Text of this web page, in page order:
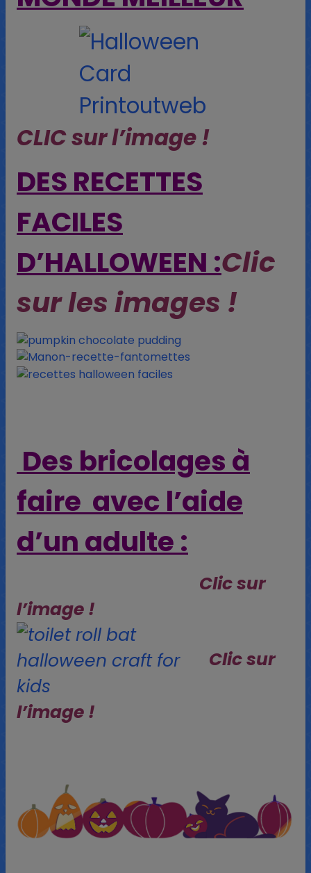
CLIC sur l’image !
DES RECETTES
FACILES
D’HALLOWEEN :Clic
sur les images !
Des bricolages à
faire avec l’aide
d’un adulte :
Clic sur
l’image !
Clic sur
l’image !